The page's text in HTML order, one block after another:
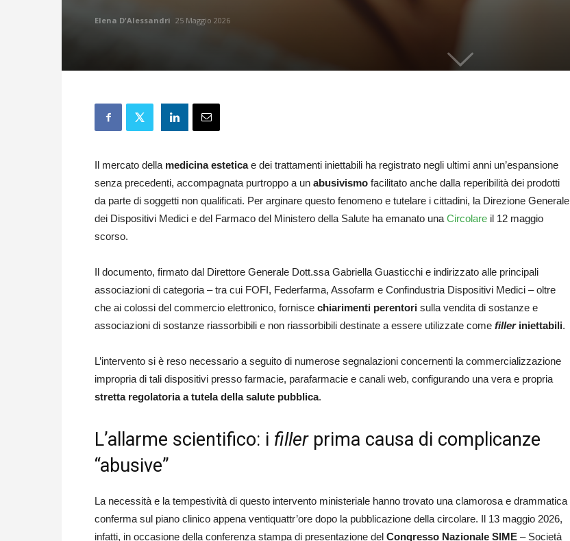
Elena D'Alessandri 25 Maggio 2026
Il mercato della medicina esteticae dei trattamenti iniettabili ha registrato negli ultimi anni un’espansione
senza precedenti, accompagnata purtroppo a un abusivismo facilitato anche dalla reperibilità dei prodotti
da parte di soggetti non qualificati. Per arginare questo fenomeno e tutelare i cittadini, la Direzione Generale
dei Dispositivi Medici e del Farmaco del Ministero della Salute ha emanato una Circolare il 12 maggio
scorso.
Il documento, firmato dal Direttore Generale Dott.ssa Gabriella Guasticchi e indirizzato alle principali
associazioni di categoria – tra cui FOFI, Federfarma, Assofarm e Confindustria Dispositivi Medici – oltre
che ai colossi del commercio elettronico, fornisce chiarimenti perentori sulla vendita di sostanze e
associazioni di sostanze riassorbibili e non riassorbibili destinate a essere utilizzate come filleriniettabili.
L’intervento si è reso necessario a seguito di numerose segnalazioni concernenti la commercializzazione
impropria di tali dispositivi presso farmacie, parafarmacie e canali web, configurando una vera e propria
stretta regolatoria a tutela della salute pubblica.
L’allarme scientifico: i fillerprima causa di complicanze
“abusive”
La necessità e la tempestività di questo intervento ministeriale hanno trovato una clamorosa e drammatica
conferma sul piano clinico appena ventiquattr’ore dopo la pubblicazione della circolare. Il 13 maggio 2026,
infatti, in occasione della conferenza stampa di presentazione del Congresso Nazionale SIME – Società